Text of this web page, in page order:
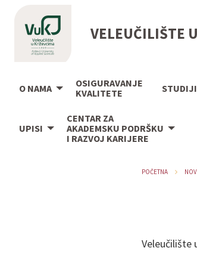
VELEUČILIŠTE
O NAMA
OSIGURAVANJE
KVALITETE
STUDIJI
UPISI
CENTAR ZA
AKADEMSKU PODRŠKU
I RAZVOJ KARIJERE
POČETNA
Veleučilište